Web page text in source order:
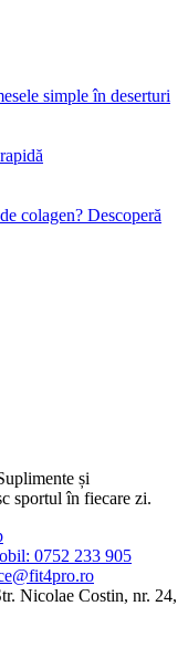
simple în deserturi
colagen? Descoperă
și
sportul în fiecare zi.
0752 233 905
Nicolae Costin, nr. 24,